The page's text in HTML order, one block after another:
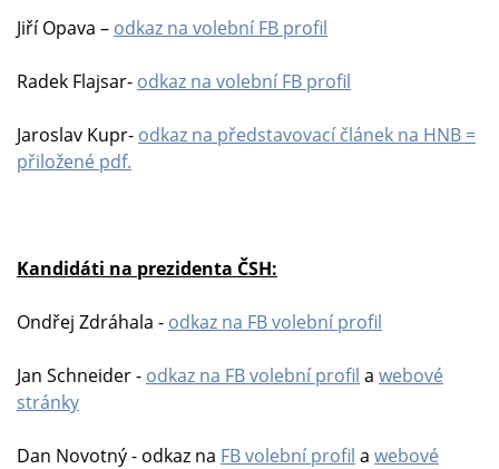
Jiří Opava – odkaz na volební FB profil
Radek Flajsar- odkaz na volební FB profil
Jaroslav Kupr- odkaz na představovací článek na HNB =
přiložené pdf.
Kandidáti na prezidenta ČSH:
Ondřej Zdráhala - odkaz na FB volební profil
Jan Schneider - odkaz na FB volební profil a webové
stránky
Dan Novotný - odkaz na FB volební profil a webové